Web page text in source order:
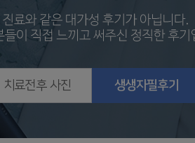
치료전후 사진 생생자필후기